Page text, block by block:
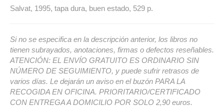
Salvat, 1995, tapa dura, buen estado, 529 p.
Si no se especifica en la descripción anterior, los libros no
tienen subrayados, anotaciones, firmas o defectos reseñables.
ATENCIÓN: EL ENVÍO GRATUITO ES ORDINARIO SIN
NÚMERO DE SEGUIMIENTO, y puede sufrir retrasos de
varios días. Le dejarán un aviso en el buzón PARA LA
RECOGIDA EN OFICINA. PRIORITARIO/CERTIFICADO
CON ENTREGA A DOMICILIO POR SOLO 2,90 euros.